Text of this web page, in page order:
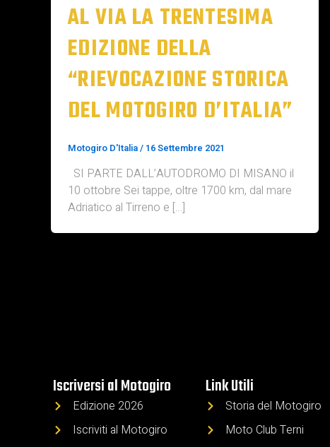
AL VIA LA TRENTESIMA
EDIZIONE DELLA
“RIEVOCAZIONE STORICA
DEL MOTOGIRO D’ITALIA”
Motogiro D'Italia/ 16 Settembre 2021
SI PARTE DALL’AUTODROMO DI MISANO il
10 ottobre Sei tappe, oltre 1700 km, dal mare
Adriatico al Tirreno e […]
Iscriversi al Motogiro
Edizione 2026
Iscriviti al Motogiro
Link Utili
Storia del Motogiro
Moto Club Terni